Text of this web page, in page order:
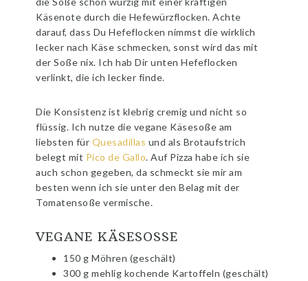
Käsenote durch die Hefewürzflocken. Achte
darauf, dass Du Hefeflocken nimmst die wirklich
lecker nach Käse schmecken, sonst wird das mit
der Soße nix. Ich hab Dir unten Hefeflocken
verlinkt, die ich lecker finde.
Die Konsistenz ist klebrig cremig und nicht so
flüssig. Ich nutze die vegane Käsesoße am
liebsten für Quesadillas und als Brotaufstrich
belegt mit Pico de Gallo. Auf Pizza habe ich sie
auch schon gegeben, da schmeckt sie mir am
besten wenn ich sie unter den Belag mit der
Tomatensoße vermische.
VEGANE KÄSESOSSE
150 g Möhren (geschält)
300 g mehlig kochende Kartoffeln (geschält)